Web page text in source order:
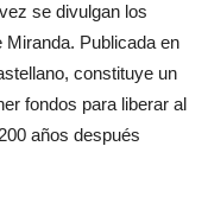
se divulgan los
Publicada en
constituye un
fondos para liberar al
años después